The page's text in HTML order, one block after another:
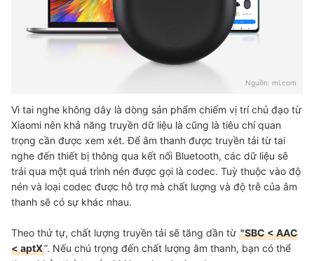
Nguồn: mi.com
Vì tai nghe không dây là dòng sản phẩm chiếm vị trí chủ đạo từ
Xiaomi nên khả năng truyền dữ liệu là cũng là tiêu chí quan
trọng cần được xem xét. Để âm thanh được truyền tải từ tai
nghe đến thiết bị thông qua kết nối Bluetooth, các dữ liệu sẽ
trải qua một quá trình nén được gọi là codec. Tuỳ thuộc vào độ
nén và loại codec được hỗ trợ mà chất lượng và độ trễ của âm
thanh sẽ có sự khác nhau.
Theo thứ tự, chất lượng truyền tải sẽ tăng dần từ "SBC < AAC
< aptX”. Nếu chú trọng đến chất lượng âm thanh, bạn có thể